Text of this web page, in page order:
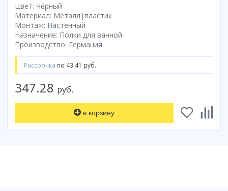
Цвет: Чёрный
Материал: Металл|пластик
Монтаж: Настенный
Назначение: Полки для ванной
Производство: Германия
Рассрочка по 43.41 руб.
347.28 руб.
в корзину